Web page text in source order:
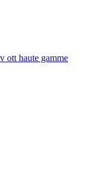
ott haute gamme